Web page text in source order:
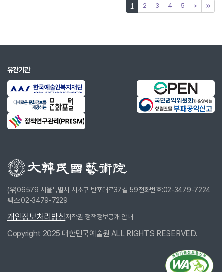
1 2 3 4 5 > ≫
유관기관
(우)06579 서울특별시 서초구 반포대로37길 59전화번호:02-3479-7224
팩스:02-3479-7229
개인정보처리방침저작권 정책정보공개 안내
Copyright 2025 대한민국예술원 ALL RIGHTS RESERVED.